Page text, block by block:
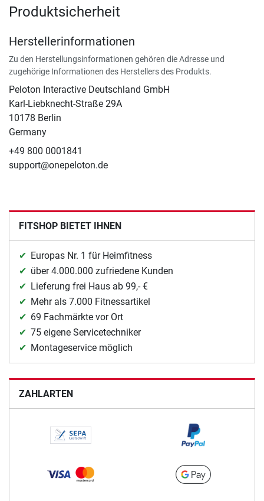
Produktsicherheit
Herstellerinformationen
Zu den Herstellungsinformationen gehören die Adresse und
zugehörige Informationen des Herstellers des Produkts.
Peloton Interactive Deutschland GmbH
Karl-Liebknecht-Straße 29A
10178 Berlin
Germany
+49 800 0001841
support@onepeloton.de
FITSHOP BIETET IHNEN
Europas Nr. 1 für Heimfitness
über 4.000.000 zufriedene Kunden
Lieferung frei Haus ab 99,- €
Mehr als 7.000 Fitnessartikel
69 Fachmärkte vor Ort
75 eigene Servicetechniker
Montageservice möglich
ZAHLARTEN